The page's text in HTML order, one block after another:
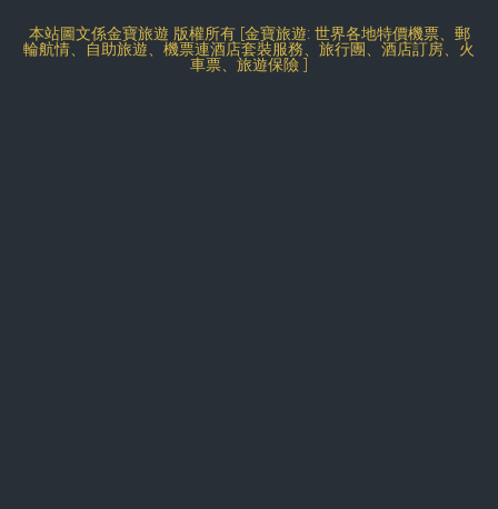
本站圖文係金寶旅遊 版權所有 [金寶旅遊: 世界各地特價機票、郵
輪航情、自助旅遊、機票連酒店套裝服務、旅行團、酒店訂房、火
車票、旅遊保險 ]